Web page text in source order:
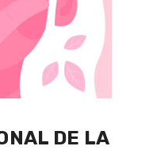
DE LA